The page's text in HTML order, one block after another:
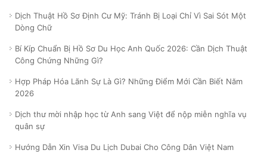
Dịch Thuật Hồ Sơ Định Cư Mỹ: Tránh Bị Loại Chỉ Vì Sai Sót Một
Dòng Chữ
Bí Kíp Chuẩn Bị Hồ Sơ Du Học Anh Quốc 2026: Cần Dịch Thuật
Công Chứng Những Gì?
Hợp Pháp Hóa Lãnh Sự Là Gì? Những Điểm Mới Cần Biết Năm
2026
Dịch thư mời nhập học từ Anh sang Việt để nộp miễn nghĩa vụ
quân sự
Hướng Dẫn Xin Visa Du Lịch Dubai Cho Công Dân Việt Nam